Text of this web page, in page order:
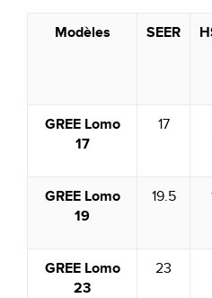
Modèles SEER
GREE Lomo
17
17
GREE Lomo
19
19.5
GREE Lomo
23
23